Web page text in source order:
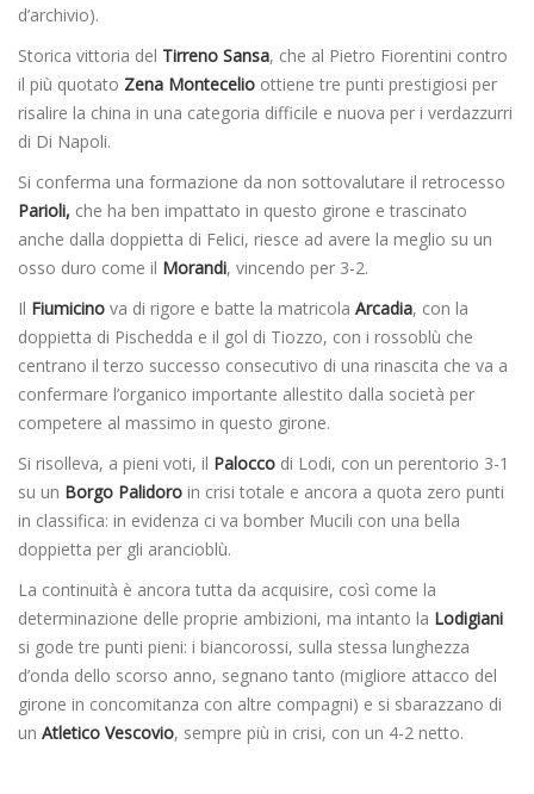
d’archivio).
Storica vittoria del Tirreno Sansa, che al Pietro Fiorentini contro
il più quotato Zena Montecelio ottiene tre punti prestigiosi per
risalire la china in una categoria difficile e nuova per i verdazzurri
di Di Napoli.
Si conferma una formazione da non sottovalutare il retrocesso
Parioli, che ha ben impattato in questo girone e trascinato
anche dalla doppietta di Felici, riesce ad avere la meglio su un
osso duro come il Morandi, vincendo per 3-2.
Il Fiumicino va di rigore e batte la matricola Arcadia, con la
doppietta di Pischedda e il gol di Tiozzo, con i rossoblù che
centrano il terzo successo consecutivo di una rinascita che va a
confermare l’organico importante allestito dalla società per
competere al massimo in questo girone.
Si risolleva, a pieni voti, il Palocco di Lodi, con un perentorio 3-1
su un Borgo Palidoro in crisi totale e ancora a quota zero punti
in classifica: in evidenza ci va bomber Mucili con una bella
doppietta per gli arancioblù.
La continuità è ancora tutta da acquisire, così come la
determinazione delle proprie ambizioni, ma intanto la Lodigiani
si gode tre punti pieni: i biancorossi, sulla stessa lunghezza
d’onda dello scorso anno, segnano tanto (migliore attacco del
girone in concomitanza con altre compagni) e si sbarazzano di
un Atletico Vescovio, sempre più in crisi, con un 4-2 netto.